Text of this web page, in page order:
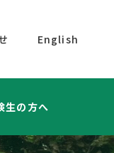
生の方へ
English